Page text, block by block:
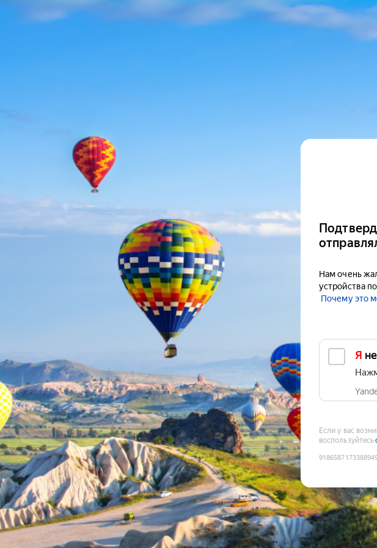
Нам очень
устройства
Почему это
Я
Если у вас
воспользуйтесь